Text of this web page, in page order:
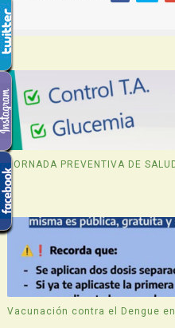
JORNADA PREVENTIVA DE
Vacunación contra el Dengue en